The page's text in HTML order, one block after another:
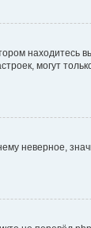
находитесь
могут
неверное,